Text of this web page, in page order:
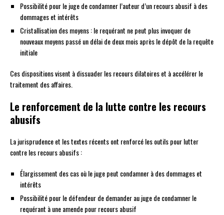
Possibilité pour le juge de condamner l’auteur d’un recours abusif à des
dommages et intérêts
Cristallisation des moyens : le requérant ne peut plus invoquer de
nouveaux moyens passé un délai de deux mois après le dépôt de la requête
initiale
Ces dispositions visent à dissuader les recours dilatoires et à accélérer le
traitement des affaires.
Le renforcement de la lutte contre les recours
abusifs
La jurisprudence et les textes récents ont renforcé les outils pour lutter
contre les recours abusifs :
Élargissement des cas où le juge peut condamner à des dommages et
intérêts
Possibilité pour le défendeur de demander au juge de condamner le
requérant à une amende pour recours abusif